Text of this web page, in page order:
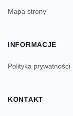
Mapa strony
INFORMACJE
Polityka prywatności
KONTAKT